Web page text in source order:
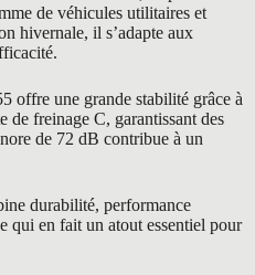
de véhicules utilitaires et
hivernale, il s’adapte aux
offre une grande stabilité grâce à
freinage C, garantissant des
de 72 dB contribue à un
durabilité, performance
qui en fait un atout essentiel pour